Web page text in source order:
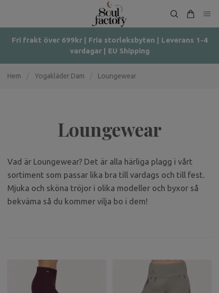
Fri frakt över 699kr | Fria storleksbyten | Leverans 1-4
vardagar | EU Shipping
Hem Yogakläder Dam Loungewear
Loungewear
Vad är Loungewear? Det är alla härliga plagg i vårt
sortiment som passar lika bra till vardags och till fest.
Mjuka och sköna tröjor i olika modeller och byxor så
bekväma så du kommer vilja bo i dem!